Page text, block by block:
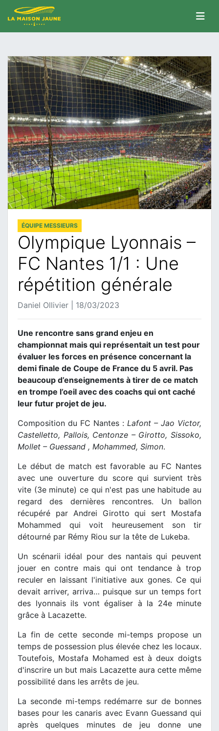
ÉQUIPE MESSIEURS
Olympique Lyonnais –
FC Nantes 1/1 : Une
répétition générale
Daniel Ollivier | 18/03/2023
Une rencontre sans grand enjeu en
championnat mais qui représentait un test pour
évaluer les forces en présence concernant la
demi finale de Coupe de France du 5 avril. Pas
beaucoup d’enseignements à tirer de ce match
en trompe l’oeil avec des coachs qui ont caché
leur futur projet de jeu.
Composition du FC Nantes : Lafont – Jao Victor,
Castelletto, Pallois, Centonze – Girotto, Sissoko,
Mollet – Guessand , Mohammed, Simon.
Le début de match est favorable au FC Nantes
avec une ouverture du score qui survient très
vite (3e minute) ce qui n'est pas une habitude au
regard des dernières rencontres. Un ballon
récupéré par Andrei Girotto qui sert Mostafa
Mohammed qui voit heureusement son tir
détourné par Rémy Riou sur la tête de Lukeba.
Un scénarii idéal pour des nantais qui peuvent
jouer en contre mais qui ont tendance à trop
reculer en laissant l'initiative aux gones. Ce qui
devait arriver, arriva… puisque sur un temps fort
des lyonnais ils vont égaliser à la 24e minute
grâce à Lacazette.
La fin de cette seconde mi-temps propose un
temps de possession plus élevée chez les locaux.
Toutefois, Mostafa Mohamed est à deux doigts
d'inscrire un but mais Lacazette aura cette même
possibilité dans les arrêts de jeu.
La seconde mi-temps redémarre sur de bonnes
bases pour les canaris avec Evann Guessand qui
après quelques minutes de jeu donne une